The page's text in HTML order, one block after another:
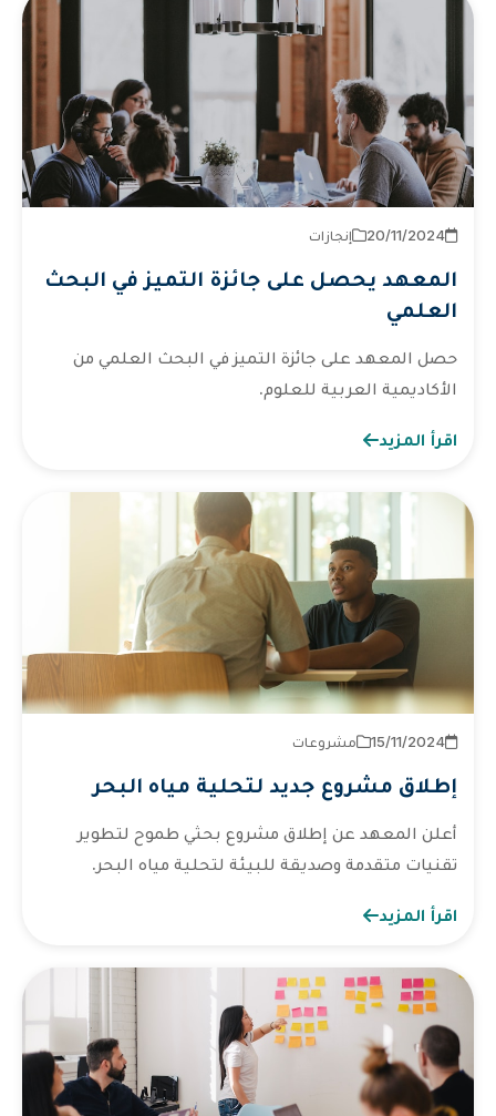
2024‏/11‏/20 إنجازات
المعهد يحصل على جائزة التميز في البحث
العلمي
حصل المعهد على جائزة التميز في البحث العلمي من
الأكاديمية العربية للعلوم.
اقرأ المزيد
2024‏/11‏/15 مشروعات
إطلاق مشروع جديد لتحلية مياه البحر
أعلن المعهد عن إطلاق مشروع بحثي طموح لتطوير
تقنيات متقدمة وصديقة للبيئة لتحلية مياه البحر.
اقرأ المزيد